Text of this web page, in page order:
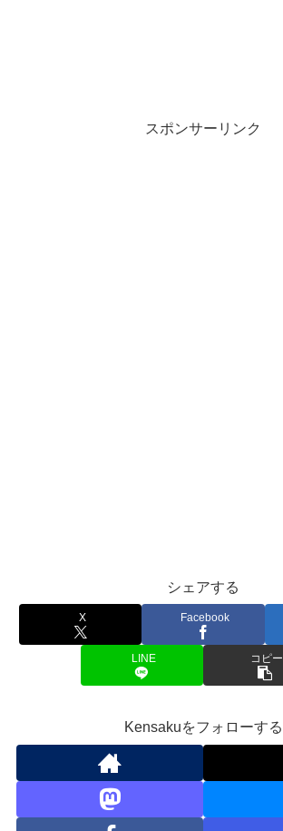
スポンサーリンク
シェアする
X Facebook
LINE コピー
Kensakuをフォローする